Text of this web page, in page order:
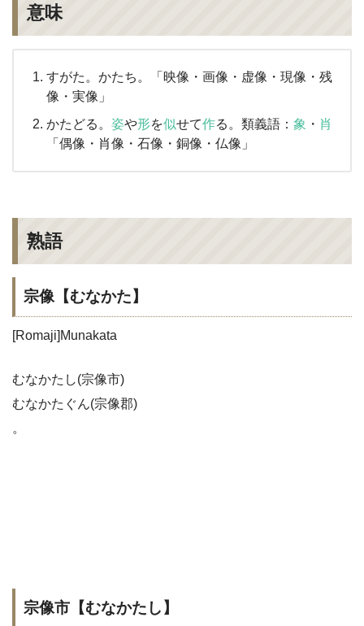
意味
すがた。かたち。「映像・画像・虚像・現像・残
像・実像」
かたどる。 姿や形を似せて作る。類義語： 象 ・ 肖
「偶像・肖像・石像・銅像・仏像」
熟語
宗像【むなかた】
[Romaji]Munakata
むなかたし(宗像市)
むなかたぐん(宗像郡)
。
宗像市【むなかたし】